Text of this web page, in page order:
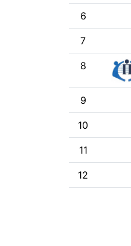
6
7
8
9
10
11
12